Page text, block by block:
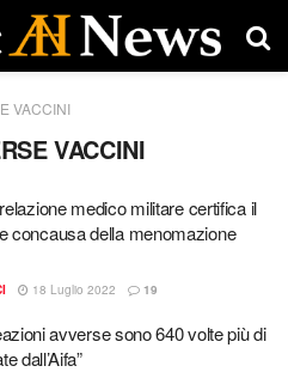
VACCINI
VACCINI
medico militare certifica il
concausa della menomazione
18 Luglio 2022 19
avverse sono 640 volte più di
dall’Aifa”